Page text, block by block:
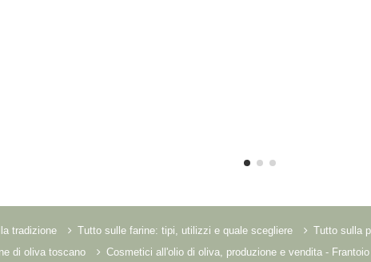
tradizione Tutto sulle farine: tipi, utilizzi e quale scegliere Tutto sulla
di oliva toscano
Cosmetici all'olio di oliva, produzione e vendita -